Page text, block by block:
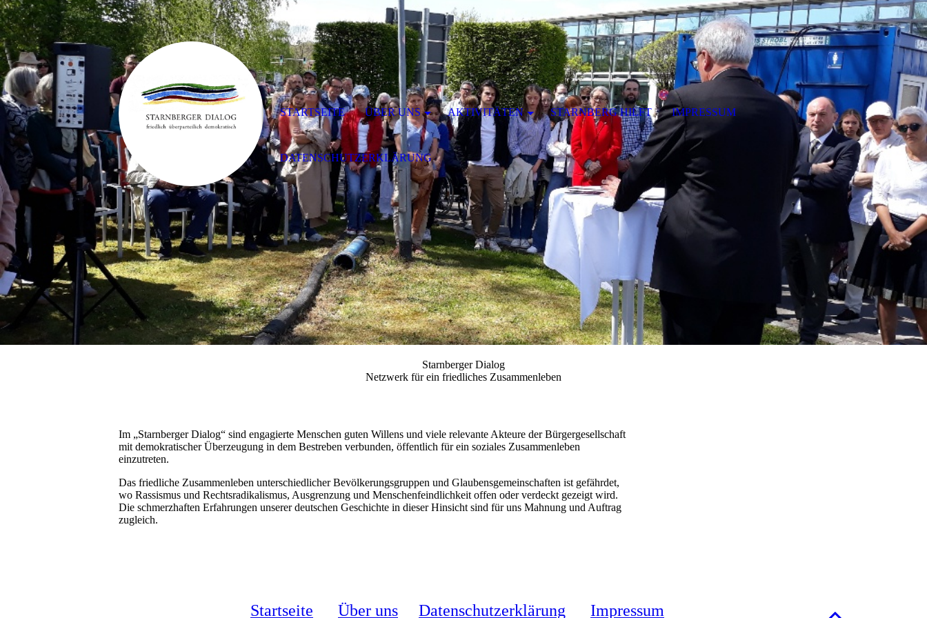
Starnberger Dialog
Netzwerk für ein friedliches Zusammenleben
Im „Starnberger Dialog“ sind engagierte Menschen guten Willens und viele relevante Akteure der Bürgergesellschaft
mit demokratischer Überzeugung in dem Bestreben verbunden, öffentlich für ein soziales Zusammenleben
einzutreten.
Das friedliche Zusammenleben unterschiedlicher Bevölkerungsgruppen und Glaubensgemeinschaften ist gefährdet,
wo Rassismus und Rechtsradikalismus, Ausgrenzung und Menschenfeindlichkeit offen oder verdeckt gezeigt wird.
Die schmerzhaften Erfahrungen unserer deutschen Geschichte in dieser Hinsicht sind für uns Mahnung und Auftrag
zugleich.
Startseite Über uns Datenschutzerklärung Impressum
STARTSEITE ÜBER UNS AKTIVITÄTEN STARNBERG HILFT IMPRESSUM
DATENSCHUTZERKLÄRUNG